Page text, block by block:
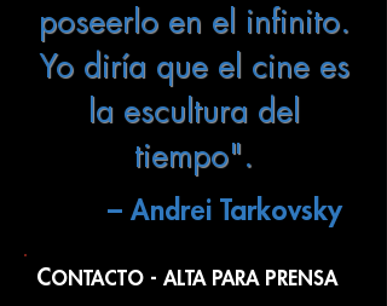
poseerlo en el infinito.
Yo diría que el cine es
la escultura del
tiempo".
– Andrei Tarkovsky
CONTACTO - ALTA PARA PRENSA